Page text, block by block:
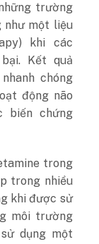
trường
như một liệu
khi các
Kết quả
chóng
động não
biến chứng
trong
trong nhiều
khi được sử
môi trường
dụng một